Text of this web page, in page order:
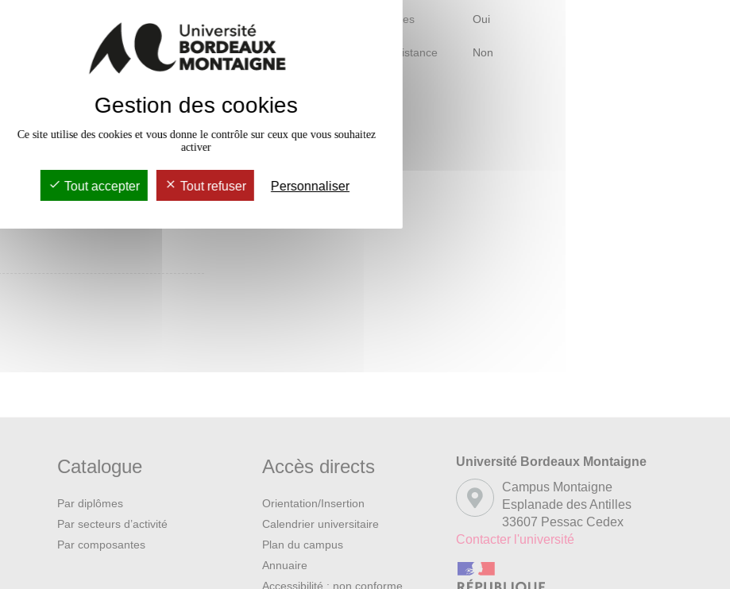
Mobilité d'études Oui
Accessible à distance Non
Catalogue
Par diplômes
Par secteurs d’activité
Par composantes
Accès directs
Orientation/Insertion
Calendrier universitaire
Plan du campus
Annuaire
Accessibilité : non conforme
Université Bordeaux Montaigne
Campus Montaigne
Esplanade des Antilles
33607 Pessac Cedex
Contacter l'université
Gestion des cookies
Ce site utilise des cookies et vous donne le contrôle sur ceux que vous souhaitez
activer
Tout accepter Tout refuser Personnaliser